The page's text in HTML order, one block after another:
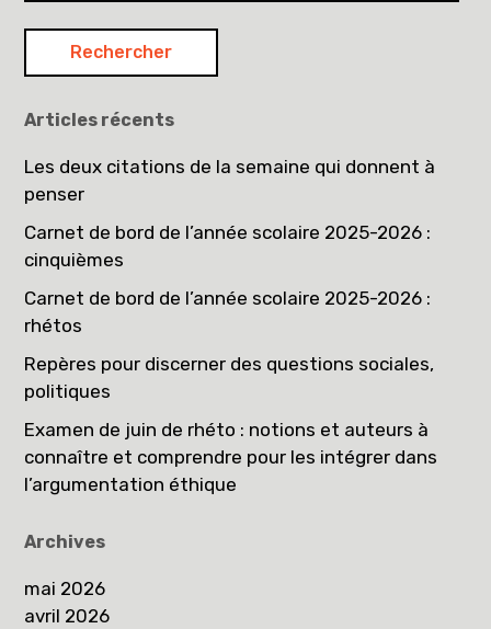
Articles récents
Les deux citations de la semaine qui donnent à
penser
Carnet de bord de l’année scolaire 2025-2026 :
cinquièmes
Carnet de bord de l’année scolaire 2025-2026 :
rhétos
Repères pour discerner des questions sociales,
politiques
Examen de juin de rhéto : notions et auteurs à
connaître et comprendre pour les intégrer dans
l’argumentation éthique
Archives
mai 2026
avril 2026